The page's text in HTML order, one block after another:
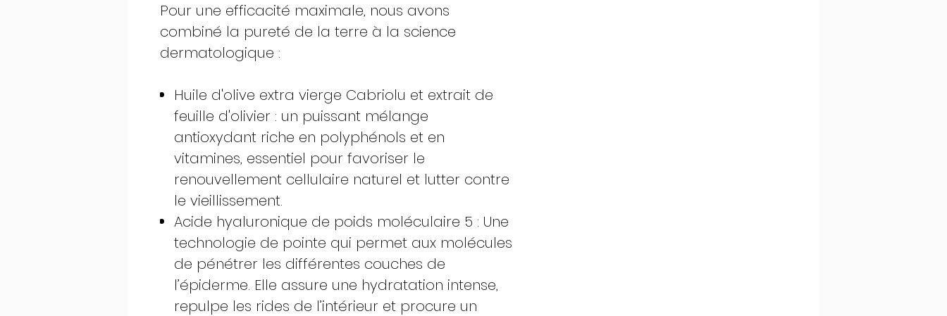
Pour une efficacité maximale, nous avons
combiné la pureté de la terre à la science
dermatologique :
Huile d'olive extra vierge Cabriolu et extrait de
feuille d'olivier : un puissant mélange
antioxydant riche en polyphénols et en
vitamines, essentiel pour favoriser le
renouvellement cellulaire naturel et lutter contre
le vieillissement.
Acide hyaluronique de poids moléculaire 5 : Une
technologie de pointe qui permet aux molécules
de pénétrer les différentes couches de
l’épiderme. Elle assure une hydratation intense,
repulpe les rides de l’intérieur et procure un